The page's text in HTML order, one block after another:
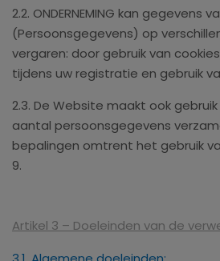
2.2. ONDERNEMING kan gegevens
(Persoonsgegevens) op
vergaren: door gebruik van
tijdens uw registratie en gebruik
2.3. De Website maakt ook
aantal persoonsgegevens
bepalingen omtrent het gebruik
9.
Artikel 3 – Doeleinden van de